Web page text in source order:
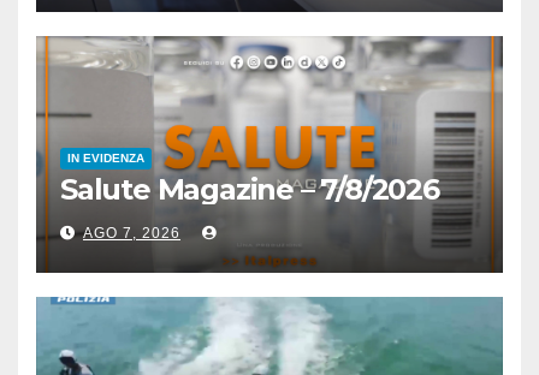
IN EVIDENZA
Salute Magazine – 7/8/2026
AGO 7, 2026